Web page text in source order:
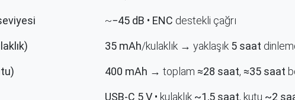
~−45 dB • ENC destekli çağrı
35 mAh/kulaklık → yaklaşık 5 saat
400 mAh → toplam ≈28 saat, ≈35 saat
USB-C 5 V • kulaklık ~1,5 saat, kutu ~2